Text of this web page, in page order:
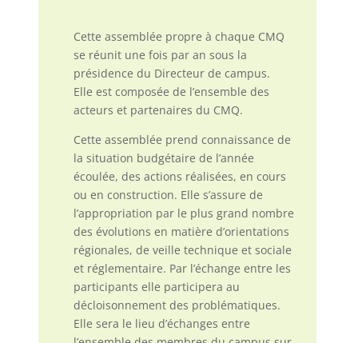
Cette assemblée propre à chaque CMQ
se réunit une fois par an sous la
présidence du Directeur de campus.
Elle est composée de l’ensemble des
acteurs et partenaires du CMQ.
Cette assemblée prend connaissance de
la situation budgétaire de l’année
écoulée, des actions réalisées, en cours
ou en construction. Elle s’assure de
l’appropriation par le plus grand nombre
des évolutions en matière d’orientations
régionales, de veille technique et sociale
et réglementaire. Par l’échange entre les
participants elle participera au
décloisonnement des problématiques.
Elle sera le lieu d’échanges entre